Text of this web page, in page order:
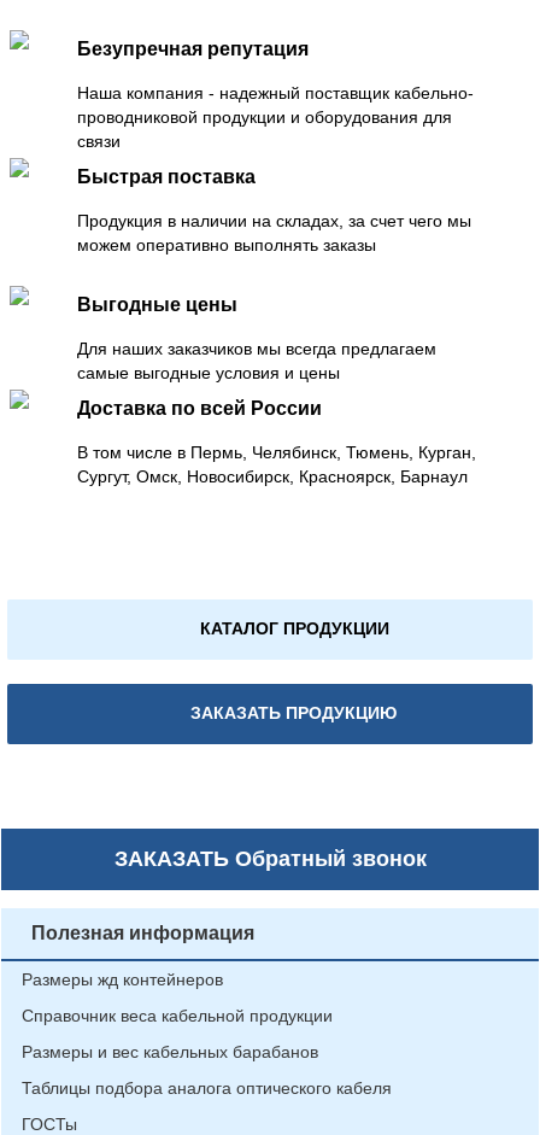
Безупречная репутация
Наша компания - надежный поставщик кабельно-
проводниковой продукции и оборудования для
связи
Быстрая поставка
Продукция в наличии на складах, за счет чего мы
можем оперативно выполнять заказы
Выгодные цены
Для наших заказчиков мы всегда предлагаем
самые выгодные условия и цены
Доставка по всей России
В том числе в Пермь, Челябинск, Тюмень, Курган,
Сургут, Омск, Новосибирск, Красноярск, Барнаул
КАТАЛОГ ПРОДУКЦИИ
ЗАКАЗАТЬ ПРОДУКЦИЮ
ЗАКАЗАТЬОбратный звонок
Полезная информация
Размеры жд контейнеров
Справочник веса кабельной продукции
Размеры и вес кабельных барабанов
Таблицы подбора аналога оптического кабеля
ГОСТы